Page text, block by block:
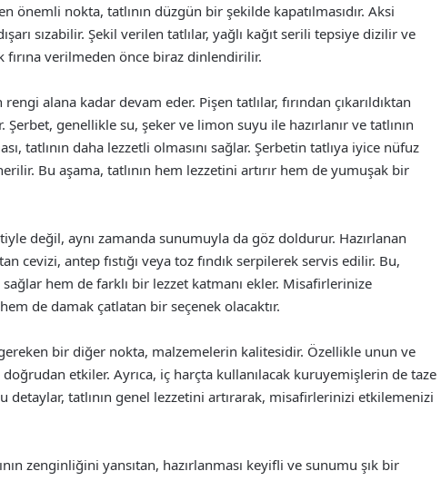
önemli nokta, tatlının düzgün bir şekilde kapatılmasıdır. Aksi
sızabilir. Şekil verilen tatlılar, yağlı kağıt serili tepsiye dizilir ve
fırına verilmeden önce biraz dinlendirilir.
rengi alana kadar devam eder. Pişen tatlılar, fırından çıkarıldıktan
genellikle su, şeker ve limon suyu ile hazırlanır ve tatlının
tatlının daha lezzetli olmasını sağlar. Şerbetin tatlıya iyice nüfuz
Bu aşama, tatlının hem lezzetini artırır hem de yumuşak bir
değil, aynı zamanda sunumuyla da göz doldurur. Hazırlanan
cevizi, antep fıstığı veya toz fındık serpilerek servis edilir. Bu,
hem de farklı bir lezzet katmanı ekler. Misafirlerinize
hem de damak çatlatan bir seçenek olacaktır.
bir diğer nokta, malzemelerin kalitesidir. Özellikle unun ve
doğrudan etkiler. Ayrıca, iç harçta kullanılacak kuruyemişlerin de taze
detaylar, tatlının genel lezzetini artırarak, misafirlerinizi etkilemenizi
zenginliğini yansıtan, hazırlanması keyifli ve sunumu şık bir